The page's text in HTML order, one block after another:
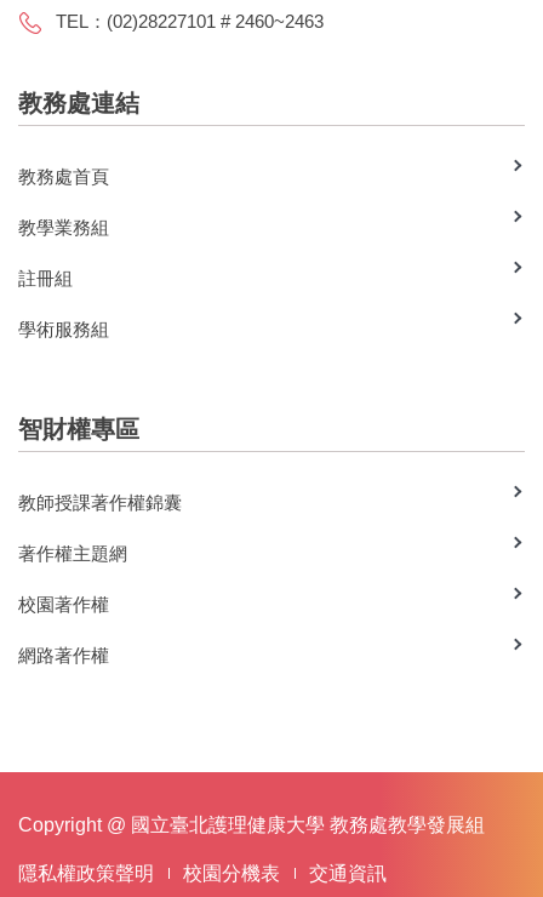
TEL：(02)28227101 # 2460~2463
教務處連結
教務處首頁
教學業務組
註冊組
學術服務組
智財權專區
教師授課著作權錦囊
著作權主題網
校園著作權
網路著作權
Copyright @ 國立臺北護理健康大學 教務處教學發展組
隱私權政策聲明 校園分機表 交通資訊